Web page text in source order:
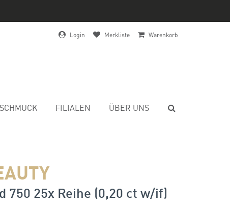
Login Merkliste Warenkorb
SCHMUCK FILIALEN ÜBER UNS
750 25x Reihe (0,20 ct w/if)